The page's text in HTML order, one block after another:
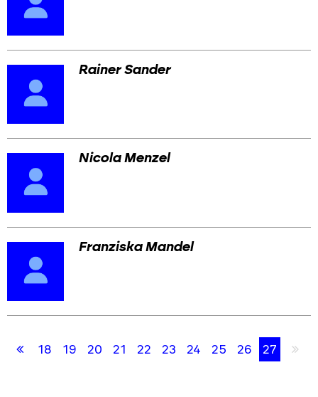
Rainer Sander
Nicola Menzel
Franziska Mandel
Skip
Skip
Erste
18 19 20 21 22 23 24 25 26 27